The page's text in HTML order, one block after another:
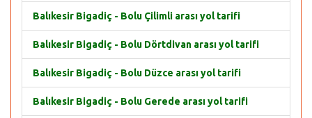
Balıkesir Bigadiç - Bolu Çilimli arası yol tarifi
Balıkesir Bigadiç - Bolu Dörtdivan arası yol tarifi
Balıkesir Bigadiç - Bolu Düzce arası yol tarifi
Balıkesir Bigadiç - Bolu Gerede arası yol tarifi